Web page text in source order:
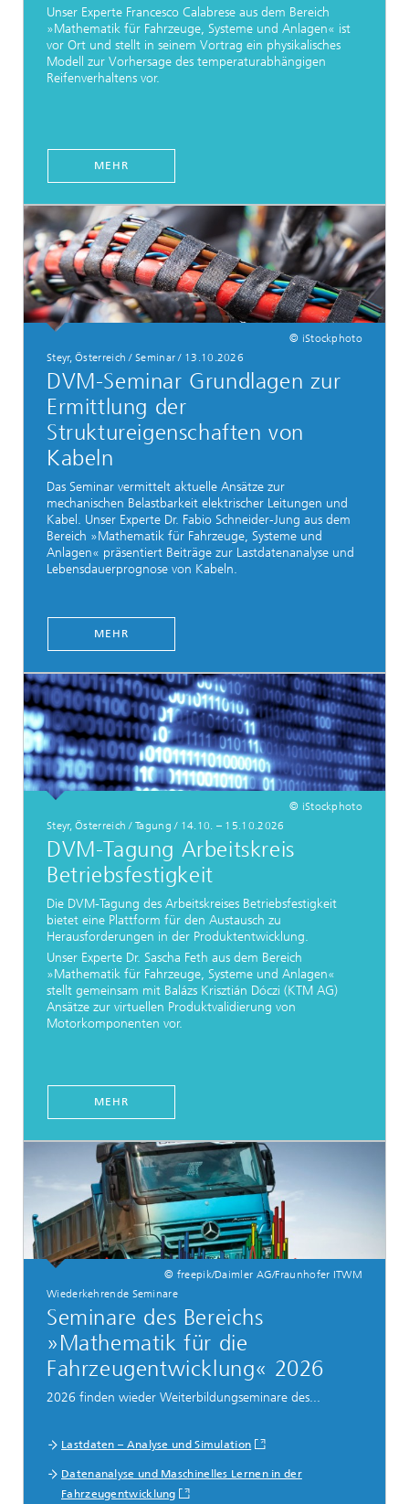
Unser Experte Francesco Calabrese aus dem Bereich
»Mathematik für Fahrzeuge, Systeme und Anlagen« ist
vor Ort und stellt in seinem Vortrag ein physikalisches
Modell zur Vorhersage des temperaturabhängigen
Reifenverhaltens vor.
MEHR
© iStockphoto
Steyr, Österreich / Seminar / 13.10.2026
DVM-Seminar Grundlagen zur
Ermittlung der
Struktureigenschaften von
Kabeln
Das Seminar vermittelt aktuelle Ansätze zur
mechanischen Belastbarkeit elektrischer Leitungen und
Kabel. Unser Experte Dr. Fabio Schneider-Jung aus dem
Bereich »Mathematik für Fahrzeuge, Systeme und
Anlagen« präsentiert Beiträge zur Lastdatenanalyse und
Lebensdauerprognose von Kabeln.
MEHR
© iStockphoto
Steyr, Österreich / Tagung / 14.10. – 15.10.2026
DVM-Tagung Arbeitskreis
Betriebsfestigkeit
Die DVM-Tagung des Arbeitskreises Betriebsfestigkeit
bietet eine Plattform für den Austausch zu
Herausforderungen in der Produktentwicklung.
Unser Experte Dr. Sascha Feth aus dem Bereich
»Mathematik für Fahrzeuge, Systeme und Anlagen«
stellt gemeinsam mit Balázs Krisztián Dóczi (KTM AG)
Ansätze zur virtuellen Produktvalidierung von
Motorkomponenten vor.
MEHR
© freepik/Daimler AG/Fraunhofer ITWM
Wiederkehrende Seminare
Seminare des Bereichs
»Mathematik für die
Fahrzeugentwicklung« 2026
2026 finden wieder Weiterbildungseminare des...
Lastdaten – Analyse und Simulation
Datenanalyse und Maschinelles Lernen in der
Fahrzeugentwicklung